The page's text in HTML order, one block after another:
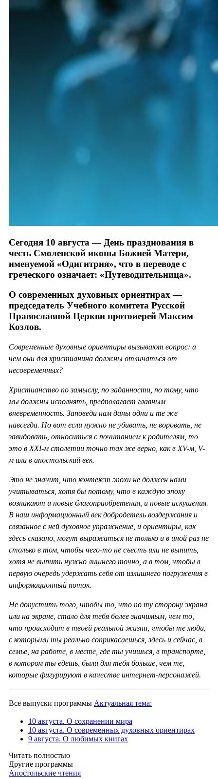
Сегодня 10 августа — День празднования в
честь Смоленской иконы Божией Матери,
именуемой «Одигитрия», что в переводе с
греческого означает: «Путеводительница».
О современных духовных ориентирах —
председатель Учебного комитета Русской
Православной Церкви протоиерей Максим
Козлов.
Современные духовные ориентиры вызывают вопрос: а
чем они для христианина должны отличаться от
несовременных?
Христианство по замыслу, по заданности, по тому, что
мы должны исполнять, предполагает главным
вневременность. Заповеди нам даны одни и те же
навсегда. Но вот если нужно не убивать, не воровать, не
завидовать, относиться с почитанием к родителям, то
это в ХХI-м столетии точно так же верно, как вXV-м, V-
м или в апостольский век.
Это не значит, что контекст эпохи не должен нами
учитываться, хотя бы потому, что в каждую эпоху
возникают и новые благоприобретения, и новые искушения.
В наш информационный век добродетель воздержания и
связанное с ней духовное упражнение, и ориентиры, как
здесь сказано, могут выражаться не только и в иной раз не
столько в том, чтобы чего-то не съесть или не выпить,
хотя не выпить нужно лишнего точно, а в том, чтобы в
первую очередь удержать себя от излишнего погружения в
информационный поток.
Не допустить того, чтобы то, что по ту сторону экрана
или на экране, стало для тебя более значимым, чем то,
что происходит в твоей реальной жизни, чтобы те люди,
с которыми ты реально соприкасаешься, здесь и сейчас, в
семье, на работе, в месте, где ты учишься, в транспорте,
в котором ты едешь, были для тебя больше, чем те,
которые фигурируют в качестве интернет-персонажей.
Все выпуски программы Актуальная тема:
10 августа. О сохранении мира
10 августа. О современных духовных ориентирах
9 августа. О любимых книгах
Читать полностью
Другие программы
Апостольские чтения